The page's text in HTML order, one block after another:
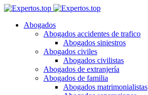
Abogados
Abogados accidentes de trafico
Abogados siniestros
Abogados civiles
Abogados civilistas
Abogados de extranjería
Abogados de familia
Abogados matrimonialistas